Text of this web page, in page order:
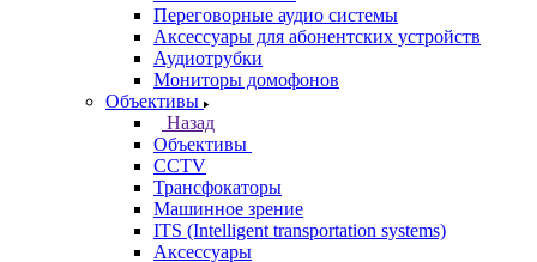
Переговорные аудио системы
Аксессуары для абонентских устройств
Аудиотрубки
Мониторы домофонов
Объективы
Назад
Объективы
CCTV
Трансфокаторы
Машинное зрение
ITS (Intelligent transportation systems)
Аксессуары